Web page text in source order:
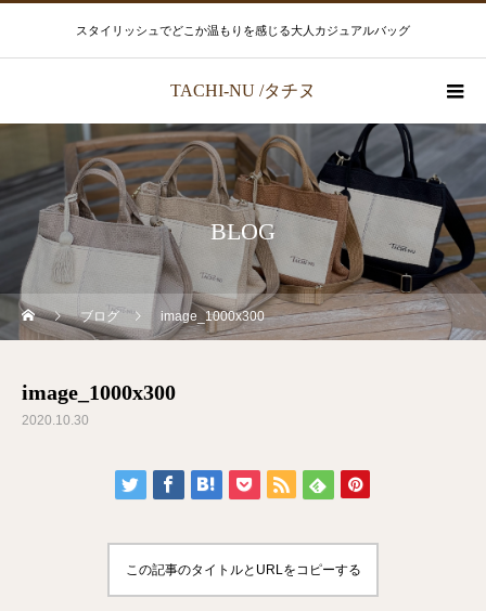
スタイリッシュでどこか温もりを感じる大人カジュアルバッグ
TACHI-NU /タチヌ
BLOG
ブログ image_1000x300
image_1000x300
2020.10.30
この記事のタイトルとURLをコピーする